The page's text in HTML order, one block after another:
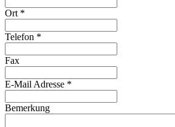
Ort *
Telefon *
Fax
E-Mail Adresse *
Bemerkung